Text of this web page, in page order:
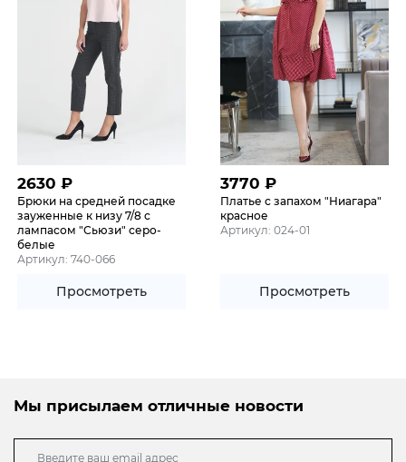
2630 ₽
Брюки на средней посадке
зауженные к низу 7/8 с
лампасом "Сьюзи" серо-
белые
Артикул: 740-066
Просмотреть
3770 ₽
Платье с запахом "Ниагара"
красное
Артикул: 024-01
Просмотреть
Мы присылаем отличные новости